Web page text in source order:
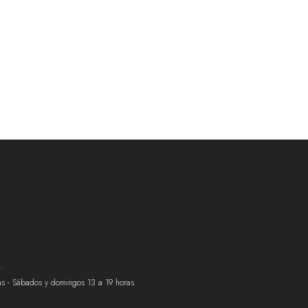
- Sábados y domingos 13 a 19 horas